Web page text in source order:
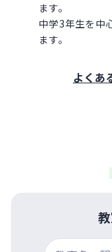
ます。
中学3年生を中
ます。
よくあ